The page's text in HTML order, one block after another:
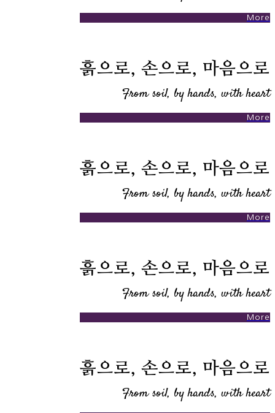
More
흙으로, 손으로, 마음으로
From soil, by hands, with heart
More
흙으로, 손으로, 마음으로
From soil, by hands, with heart
More
흙으로, 손으로, 마음으로
From soil, by hands, with heart
More
흙으로, 손으로, 마음으로
From soil, by hands, with heart